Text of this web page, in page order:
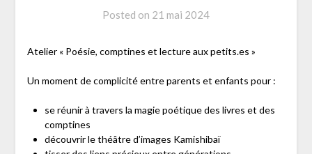
Posted on 21 mai 2024
Atelier « Poésie, comptines et lecture aux petits.es »
Un moment de complicité entre parents et enfants pour :
se réunir à travers la magie poétique des livres et des
comptines
découvrir le théâtre d’images Kamishibaï